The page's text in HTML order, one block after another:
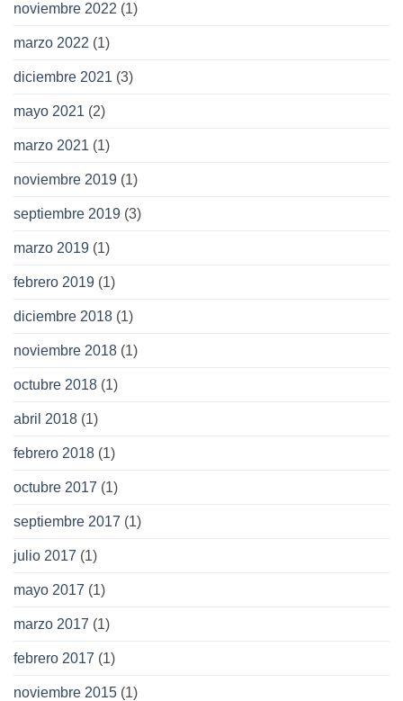
noviembre 2022 (1)
marzo 2022 (1)
diciembre 2021 (3)
mayo 2021 (2)
marzo 2021 (1)
noviembre 2019 (1)
septiembre 2019 (3)
marzo 2019 (1)
febrero 2019 (1)
diciembre 2018 (1)
noviembre 2018 (1)
octubre 2018 (1)
abril 2018 (1)
febrero 2018 (1)
octubre 2017 (1)
septiembre 2017 (1)
julio 2017 (1)
mayo 2017 (1)
marzo 2017 (1)
febrero 2017 (1)
noviembre 2015 (1)